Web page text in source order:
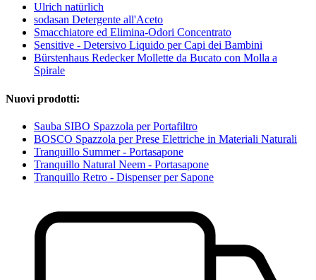
Ulrich natürlich
sodasan Detergente all'Aceto
Smacchiatore ed Elimina-Odori Concentrato
Sensitive - Detersivo Liquido per Capi dei Bambini
Bürstenhaus Redecker Mollette da Bucato con Molla a
Spirale
Nuovi prodotti:
Sauba SIBO Spazzola per Portafiltro
BOSCO Spazzola per Prese Elettriche in Materiali Naturali
Tranquillo Summer - Portasapone
Tranquillo Natural Neem - Portasapone
Tranquillo Retro - Dispenser per Sapone